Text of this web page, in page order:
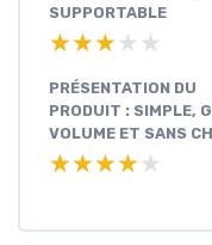
SUPPORTABLE
★★★★★
★★★★★
PRÉSENTATION DU
PRODUIT : SIMPLE,
VOLUME ET SANS
★★★★★
★★★★★